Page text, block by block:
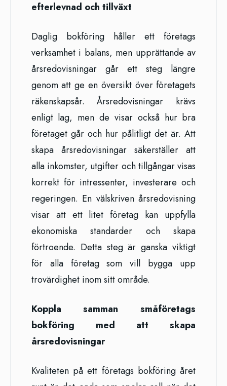
efterlevnad och tillväxt
Daglig bokföring håller ett företags
verksamhet i balans, men upprättande av
årsredovisningar går ett steg längre
genom att ge en översikt över företagets
räkenskapsår. Årsredovisningar krävs
enligt lag, men de visar också hur bra
företaget går och hur pålitligt det är. Att
skapa årsredovisningar säkerställer att
alla inkomster, utgifter och tillgångar visas
korrekt för intressenter, investerare och
regeringen. En välskriven årsredovisning
visar att ett litet företag kan uppfylla
ekonomiska standarder och skapa
förtroende. Detta steg är ganska viktigt
för alla företag som vill bygga upp
trovärdighet inom sitt område.
Koppla samman småföretags
bokföring med att skapa
årsredovisningar
Kvaliteten på ett företags bokföring året